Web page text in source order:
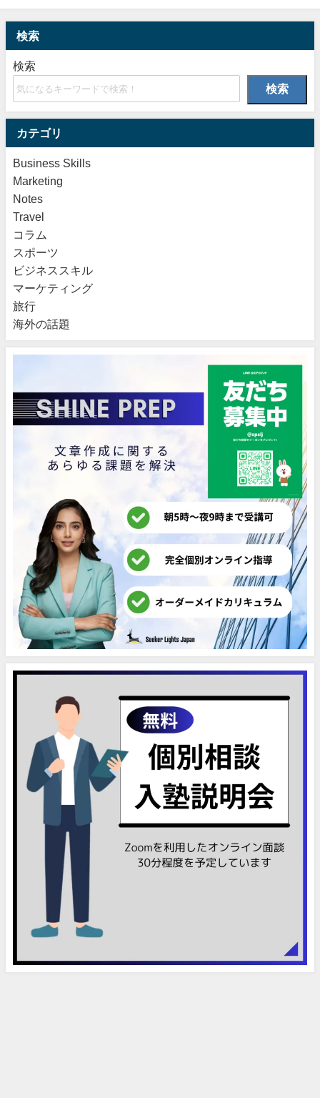
検索
検索
検索
カテゴリ
Business Skills
Marketing
Notes
Travel
コラム
スポーツ
ビジネススキル
マーケティング
旅行
海外の話題